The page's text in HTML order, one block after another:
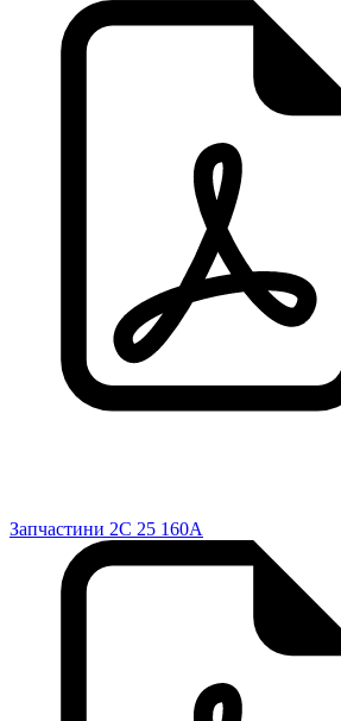
Запчастини 2C 25 160A